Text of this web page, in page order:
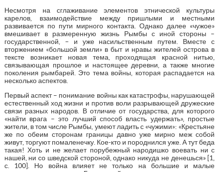
Несмотря на сглаживание элементов этнической культуры
карелов, взаимодействие между пришлыми и местными
развивается по пути мирного контакта. Однако далее «чужое»
вмешивает в размеренную жизнь Рымбы с иной стороны –
государственной, – и уже насильственным путем. Вместе с
вторжением «большой земли» в быт и нравы жителей острова в
тексте возникает новая тема, проходящая красной нитью,
связывающая прошлое и настоящее деревни, а также многие
поколения рымбарей. Это тема войны, которая распадается на
несколько аспектов.
Первый аспект – понимание войны как катастрофы, нарушающей
естественный ход жизни и против воли разрывающей дружеские
связи разных народов. В отличие от государства, для которого
«найти врага – это лучший способ власть удержать», простые
жители, в том числе Рымбы, умеют ладить с «чужими»: «Крестьяне
же по обеим сторонам границы давно уже мирно меж собой
живут, торгуют помаленечку. Кое-кто и породнился уже. А тут беда
такая! Хоть и не желает порубежный народишко воевать ни с
нашей, ни со шведской стороной, однако никуда не денешься» [1,
с. 100]. Но война влияет не только на большие и малые